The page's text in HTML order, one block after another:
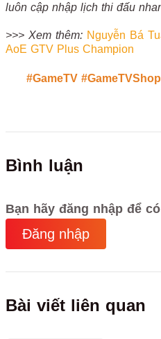
luôn cập nhập lịch thi đấu
>>> Xem thêm: Nguyễn Bá
AoE GTV Plus Champion
#GameTV #GameTVShop
Bình luận
Bạn hãy đăng nhập để
Đăng nhập
Bài viết liên quan